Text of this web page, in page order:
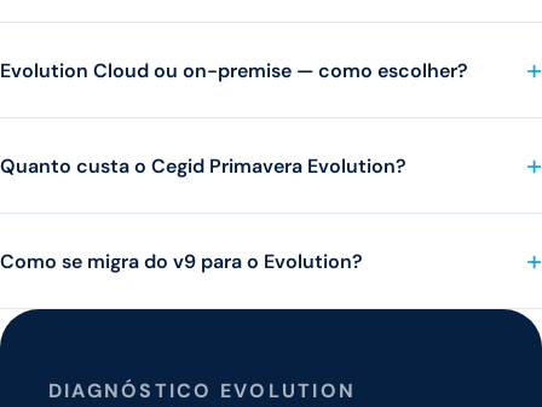
Evolution Cloud ou on-premise — como escolher?
Quanto custa o Cegid Primavera Evolution?
Como se migra do v9 para o Evolution?
DIAGNÓSTICO EVOLUTION